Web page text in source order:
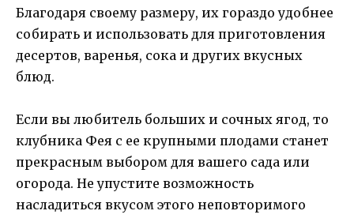
Благодаря своему размеру, их гораздо удобнее
собирать и использовать для приготовления
десертов, варенья, сока и других вкусных
блюд.
Если вы любитель больших и сочных ягод, то
клубника Фея с ее крупными плодами станет
прекрасным выбором для вашего сада или
огорода. Не упустите возможность
насладиться вкусом этого неповторимого